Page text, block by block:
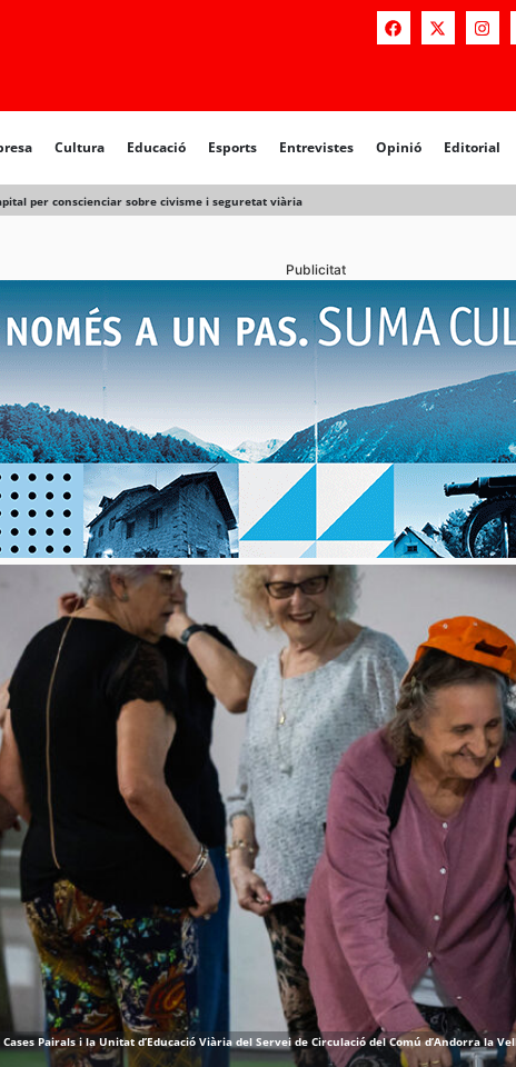
Cultura Educació Esports Entrevistes Opinió Editorial
per conscienciar sobre civisme i seguretat viària
Opinió Editorial
Publicitat
Pairals i la Unitat d’Educació Viària del Servei de Circulació del Comú d’Andorra la